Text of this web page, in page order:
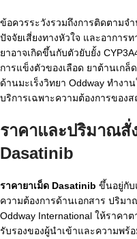
ข้อควรระวังรวมถึงการติดตามจ
ปัจจัยเสี่ยงทางหัวใจ และอาการ
ยาอาจเกิดขึ้นกับตัวยับยั้ง
การแข็งตัวของเลือด ยาต้านเก
ด้านมะเร็งวิทยา Oddway ทำงา
บริการเฉพาะความต้องการของ
ราคาและปริมาณสั่
Dasatinib
ราคายาเม็ด Dasatinib ขึ้นอยู่กับ
ความต้องการด้านเอกสาร ปริม
Oddway International ให้ราคา
รับรองของผู้นำเข้าและความพร้